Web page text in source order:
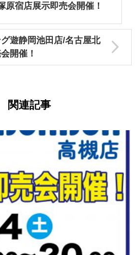
原宿店展示即売会開催！
遊静岡池田店/名古屋北
開催！
関連記事